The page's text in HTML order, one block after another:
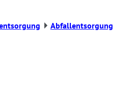
Abfallentsorgung